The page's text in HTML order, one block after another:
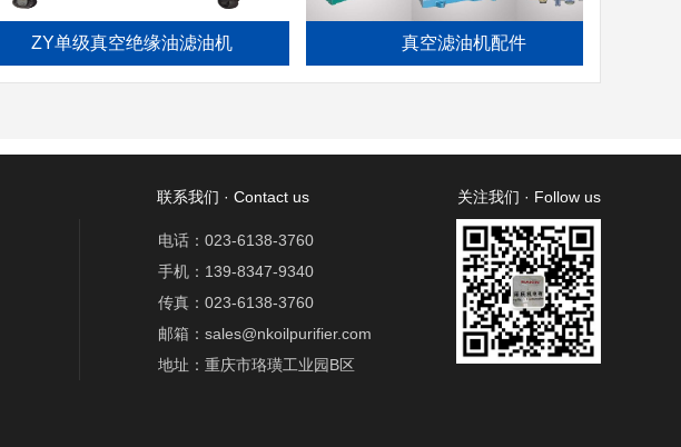
ZY单级真空绝缘油滤油机 真空滤油机配件
联系我们 · Contact us
电话：023-6138-3760
手机：139-8347-9340
传真：023-6138-3760
邮箱：sales@nkoilpurifier.com
地址：重庆市珞璜工业园B区
关注我们 · Follow us